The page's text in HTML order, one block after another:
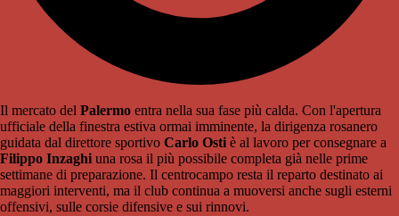
Il mercato del Palermo entra nella sua fase più calda. Con l'apertura
ufficiale della finestra estiva ormai imminente, la dirigenza rosanero
guidata dal direttore sportivo Carlo Osti è al lavoro per consegnare a
Filippo Inzaghi una rosa il più possibile completa già nelle prime
settimane di preparazione. Il centrocampo resta il reparto destinato ai
maggiori interventi, ma il club continua a muoversi anche sugli esterni
offensivi, sulle corsie difensive e sui rinnovi.